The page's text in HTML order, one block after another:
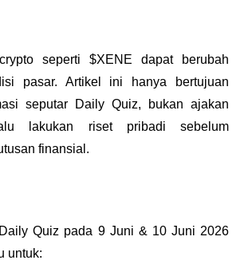
seperti $XENE dapat berubah
pasar. Artikel ini hanya bertujuan
seputar Daily Quiz, bukan ajakan
lakukan riset pribadi sebelum
finansial.
Quiz pada 9 Juni & 10 Juni 2026
untuk: